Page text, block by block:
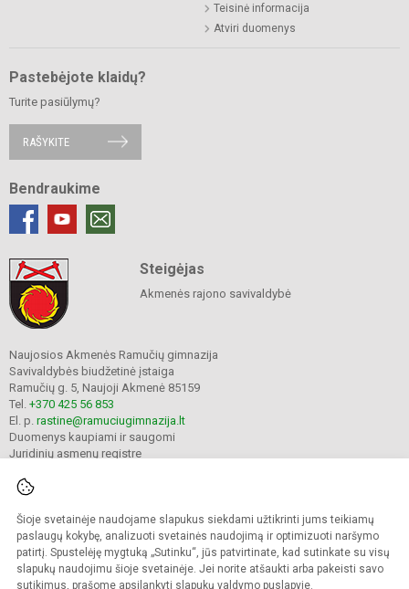
Šioje svetainėje naudojame slapukus siekdami užtikrinti jums teikiamų
paslaugų kokybę, analizuoti svetainės naudojimą ir optimizuoti naršymo
patirtį. Spustelėję mygtuką „Sutinku“, jūs patvirtinate, kad sutinkate su visų
slapukų naudojimu šioje svetainėje. Jei norite atšaukti arba pakeisti savo
sutikimus, prašome apsilankyti slapukų valdymo puslapyje.
Teisinė informacija
Atviri duomenys
Pastebėjote klaidų?
Turite pasiūlymų?
RAŠYKITE
Bendraukime
Steigėjas
Akmenės rajono savivaldybė
Naujosios Akmenės Ramučių gimnazija
Savivaldybės biudžetinė įstaiga
Ramučių g. 5, Naujoji Akmenė 85159
Tel. +370 425 56 853
El. p. rastine@ramuciugimnazija.lt
Duomenys kaupiami ir saugomi
Juridinių asmenų registre
© 2024. Naujosios Akmenės Ramučių gimnazija. Visos teisės saugomos.
Kopijuoti turinį be raštiško įstaigos administracijos sutikimo griežtai draudžiama.
Prieinamumo paraiška Slapukų valdymas